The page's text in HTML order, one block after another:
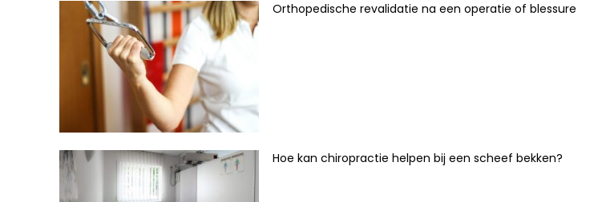
Orthopedische revalidatie na een operatie of blessure
Hoe kan chiropractie helpen bij een scheef bekken?